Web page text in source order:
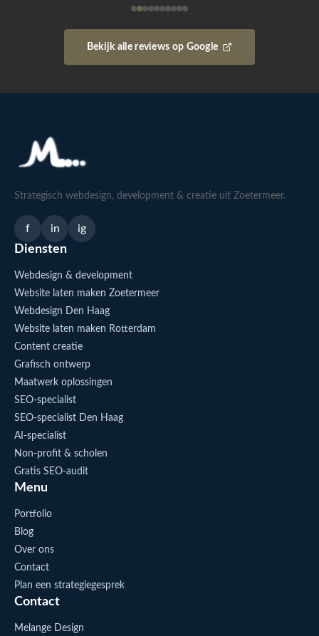
Bekijk alle reviews op Google
Strategisch webdesign, development & creatie uit Zoetermeer.
f in ig
Diensten
Webdesign & development
Website laten maken Zoetermeer
Webdesign Den Haag
Website laten maken Rotterdam
Content creatie
Grafisch ontwerp
Maatwerk oplossingen
SEO-specialist
SEO-specialist Den Haag
AI-specialist
Non-profit & scholen
Gratis SEO-audit
Menu
Portfolio
Blog
Over ons
Contact
Plan een strategiegesprek
Contact
Melange Design